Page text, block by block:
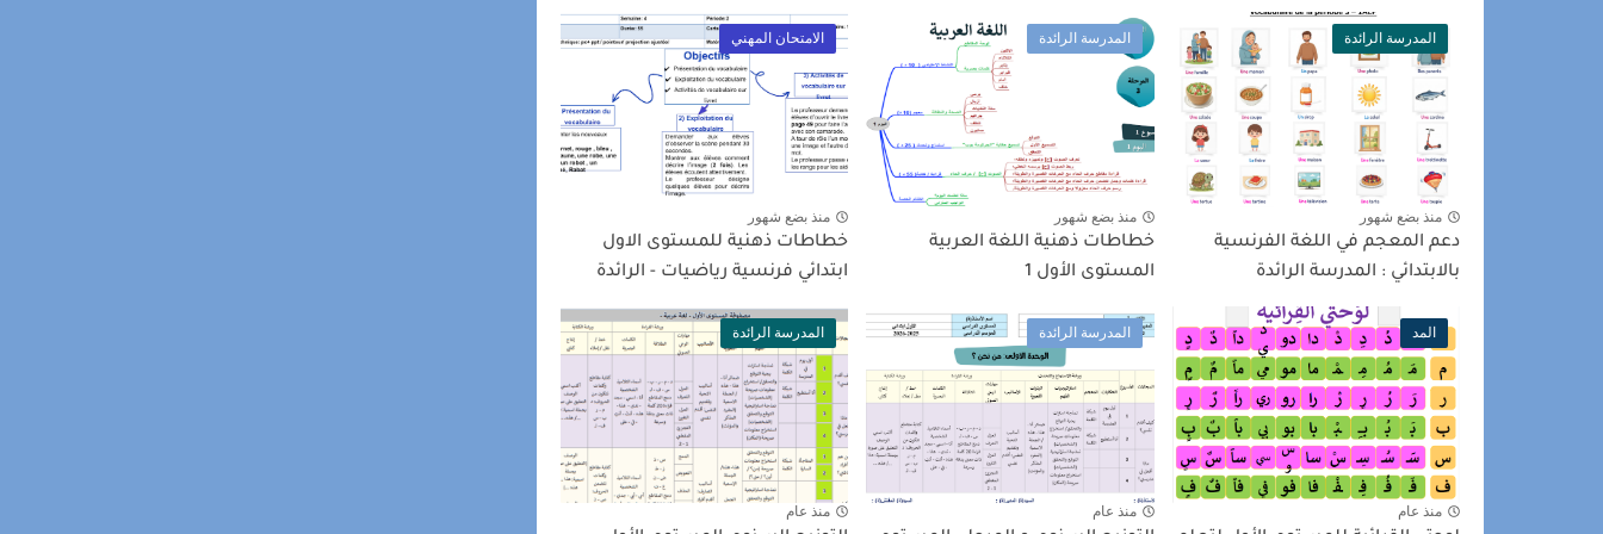
المدرسة الرائدة
منذ بضع شهور
دعم المعجم في اللغة الفرنسية
بالابتدائي : المدرسة الرائدة
المدرسة الرائدة
منذ بضع شهور
خطاطات ذهنية اللغة العربية
المستوى الأول 1
الامتحان المهني
منذ بضع شهور
خطاطات ذهنية للمستوى الاول
ابتدائي فرنسية رياضيات - الرائدة
المد
منذ عام
المدرسة الرائدة
منذ عام
المدرسة الرائدة
منذ عام